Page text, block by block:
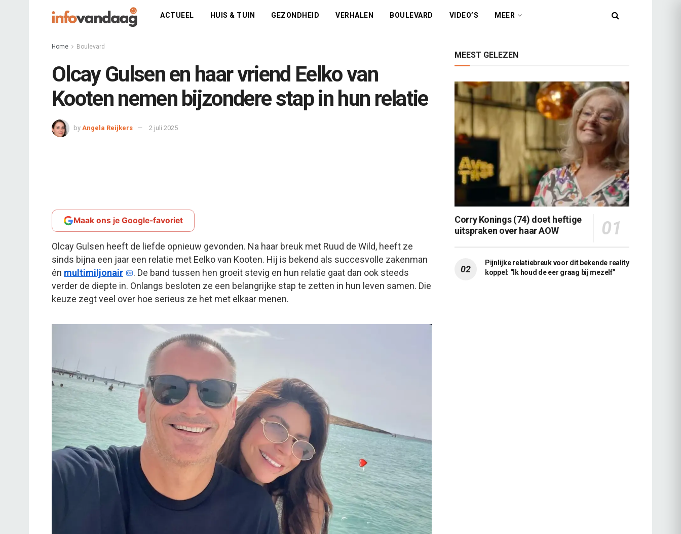
ACTUEEL HUIS & TUIN GEZONDHEID VERHALEN BOULEVARD VIDEO’S MEER
Home Boulevard
Olcay Gulsen en haar vriend Eelko van
Kooten nemen bijzondere stap in hun relatie
by Angela Reijkers 2 juli 2025
Maak ons je Google-favoriet
Olcay Gulsen heeft de liefde opnieuw gevonden. Na haar breuk met Ruud de Wild, heeft ze
sinds bijna een jaar een relatie met Eelko van Kooten. Hij is bekend als succesvolle zakenman
én multimiljonair
. De band tussen hen groeit stevig en hun relatie gaat dan ook steeds
verder de diepte in. Onlangs besloten ze een belangrijke stap te zetten in hun leven samen. Die
keuze zegt veel over hoe serieus ze het met elkaar menen.
MEEST GELEZEN
Corry Konings (74) doet heftige
uitspraken over haar AOW
Pijnlijke relatiebreuk voor dit bekende reality
koppel: “Ik houd de eer graag bij mezelf”